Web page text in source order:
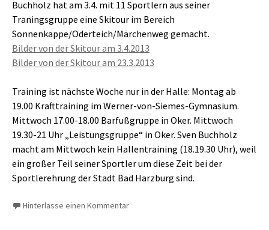
Buchholz hat am 3.4. mit 11 Sportlern aus seiner
Traningsgruppe eine Skitour im Bereich
Sonnenkappe/Oderteich/Märchenweg gemacht.
Bilder von der Skitour am 3.4.2013
Bilder von der Skitour am 23.3.2013
Training ist nächste Woche nur in der Halle: Montag ab
19.00 Krafttraining im Werner-von-Siemes-Gymnasium.
Mittwoch 17.00-18.00 Barfußgruppe in Oker. Mittwoch
19.30-21 Uhr „Leistungsgruppe“ in Oker. Sven Buchholz
macht am Mittwoch kein Hallentraining (18.19.30 Uhr), weil
ein großer Teil seiner Sportler um diese Zeit bei der
Sportlerehrung der Stadt Bad Harzburg sind.
Hinterlasse einen Kommentar